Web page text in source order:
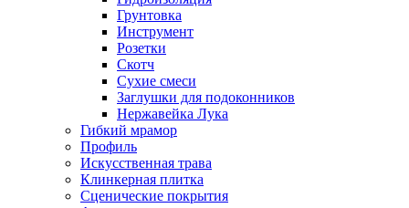
Грунтовка
Инструмент
Розетки
Скотч
Сухие смеси
Заглушки для подоконников
Нержавейка Лука
Гибкий мрамор
Профиль
Искусственная трава
Клинкерная плитка
Сценические покрытия